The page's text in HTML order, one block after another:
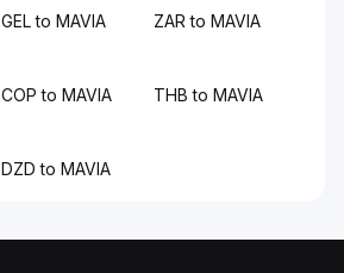
GEL to MAVIA ZAR to MAVIA
COP to MAVIA THB to MAVIA
DZD to MAVIA